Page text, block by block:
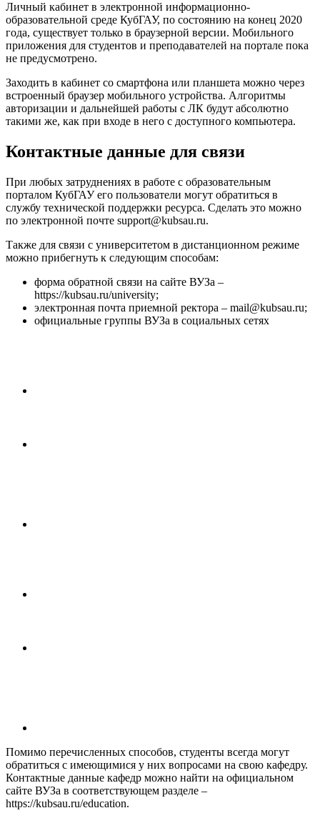
Личный кабинет в электронной информационно-
образовательной среде КубГАУ, по состоянию на конец 2020
года, существует только в браузерной версии. Мобильного
приложения для студентов и преподавателей на портале пока
не предусмотрено.
Заходить в кабинет со смартфона или планшета можно через
встроенный браузер мобильного устройства. Алгоритмы
авторизации и дальнейшей работы с ЛК будут абсолютно
такими же, как при входе в него с доступного компьютера.
Контактные данные для связи
При любых затруднениях в работе с образовательным
порталом КубГАУ его пользователи могут обратиться в
службу технической поддержки ресурса. Сделать это можно
по электронной почте support@kubsau.ru.
Также для связи с университетом в дистанционном режиме
можно прибегнуть к следующим способам:
форма обратной связи на сайте ВУЗа –
https://kubsau.ru/university;
электронная почта приемной ректора – mail@kubsau.ru;
официальные группы ВУЗа в социальных сетях
Помимо перечисленных способов, студенты всегда могут
обратиться с имеющимися у них вопросами на свою кафедру.
Контактные данные кафедр можно найти на официальном
сайте ВУЗа в соответствующем разделе –
https://kubsau.ru/education.